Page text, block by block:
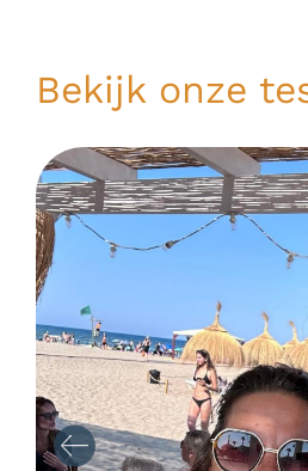
Bekijk onze